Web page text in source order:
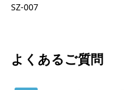
SZ-007
よくあるご質問